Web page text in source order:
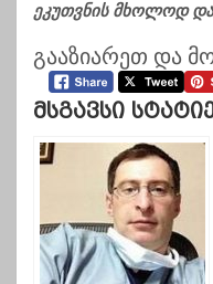
ეკუთვნის მხოლოდ
გააზიარეთ და
Მსგავსი